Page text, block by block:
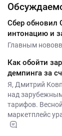
Сбер обновил
интонацию и
Главным
Как обойти
демпинга за
Я, Дмитрий
над
тарифов.
маркетплейс